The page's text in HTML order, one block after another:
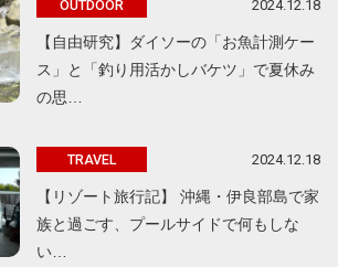
OUTDOOR 2024.12.18
【自由研究】ダイソーの「お魚計測ケー
ス」と「釣り用活かしバケツ」で夏休み
の思…
TRAVEL 2024.12.18
【リゾート旅行記】 沖縄・伊良部島で家
族と過ごす、プールサイドで何もしな
い…